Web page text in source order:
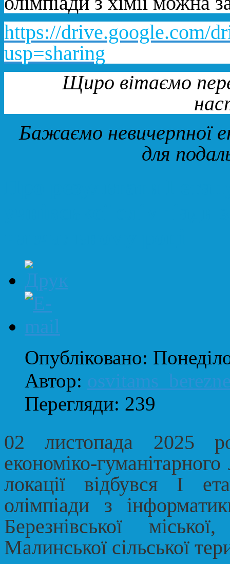
https://drive.google.com/
usp=sharing
Щиро вітаємо
Бажаємо невичерпної
для
Опубліковано:
Автор:
Перегляди: 239
02 листопада 2025
економіко-
локації відбувся І
олімпіади з
Березнівської
Малинської сільської